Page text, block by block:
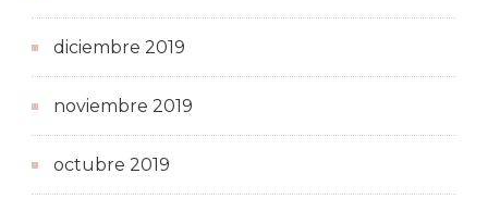
diciembre 2019
noviembre 2019
octubre 2019